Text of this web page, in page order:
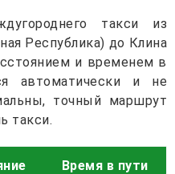
такси из
Республика) до Клина
и временем в
автоматически и не
точный маршрут
такси.
Время в пути